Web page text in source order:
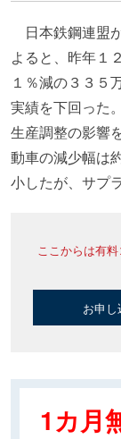
日本鉄鋼連盟
よると、昨年１
１％減の３３５
実績を下回った
生産調整の影響
動車の減少幅は
小したが、サプ
ここからは有
お申し
1カ月